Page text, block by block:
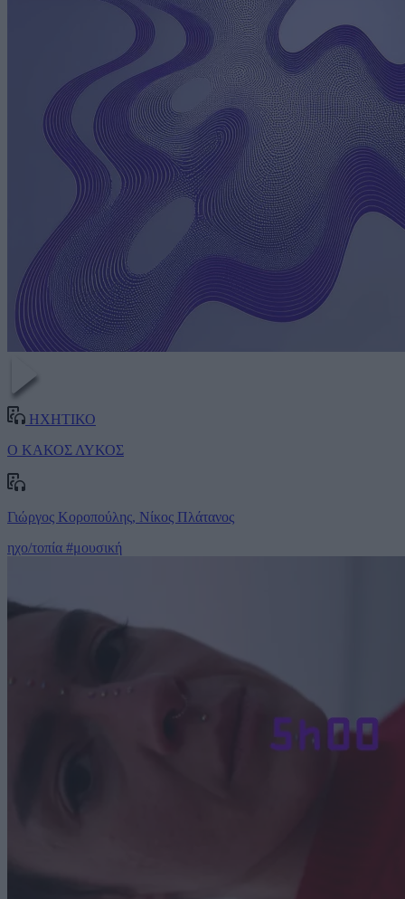
ΗΧΗΤΙΚΟ
Ο ΚΑΚΟΣ ΛΥΚΟΣ
Γιώργος Κοροπούλης, Νίκος Πλάτανος
ηχο/τοπία #μουσική